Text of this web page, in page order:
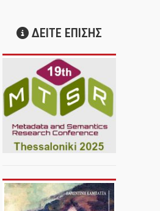
ΔΕΙΤΕ ΕΠΙΣΗΣ